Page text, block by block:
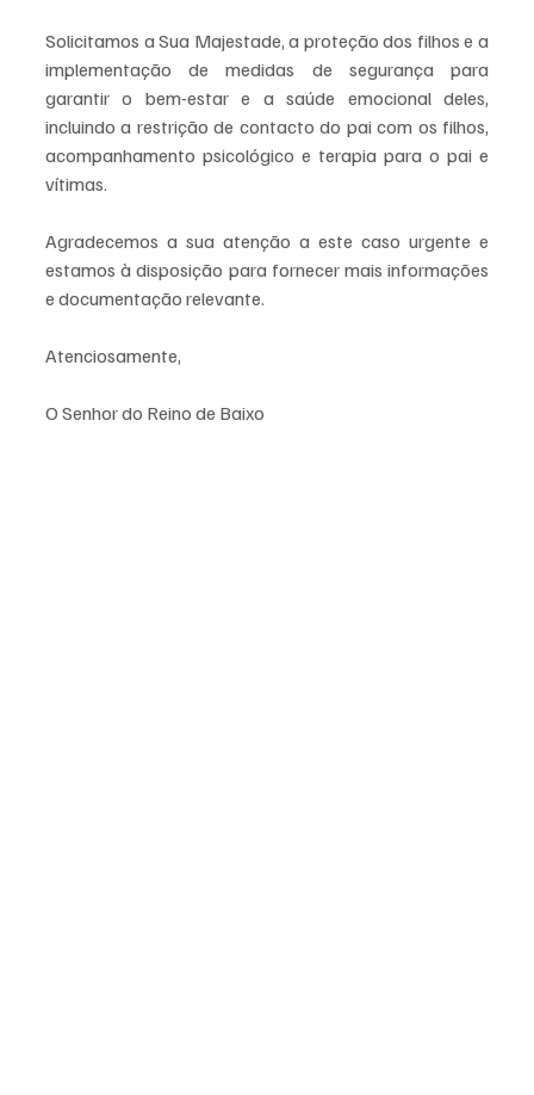
Solicitamos a Sua Majestade, a proteção dos filhos e a
implementação de medidas de segurança para
garantir o bem-estar e a saúde emocional deles,
incluindo a restrição de contacto do pai com os filhos,
acompanhamento psicológico e terapia para o pai e
vítimas.
Agradecemos a sua atenção a este caso urgente e
estamos à disposição para fornecer mais informações
e documentação relevante.
Atenciosamente,
O Senhor do Reino de Baixo